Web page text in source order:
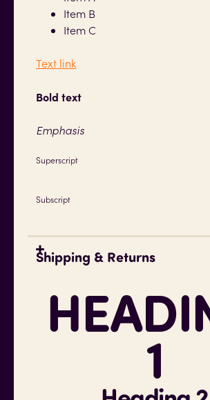
Item B
Item C
Text link
Bold text
Emphasis
Superscript
Subscript
Shipping & Returns
1